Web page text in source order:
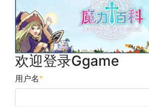
欢迎登录Ggame
用户名*